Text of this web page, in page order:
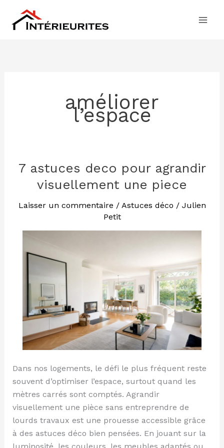
contenu
améliorer
l’espace
7 astuces deco pour agrandir
visuellement une piece
Laisser un commentaire / Astuces déco / Julien
Petit
Dans nos logements, le défi le plus fréquent reste
souvent d’optimiser l’espace, surtout quand les
mètres carrés sont comptés. Agrandir
visuellement une pièce sans entreprendre de
lourds travaux est une prouesse accessible grâce
à des astuces déco bien pensées. En jouant sur la
pour
visuellement
piece